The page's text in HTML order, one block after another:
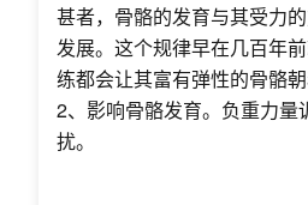
甚者，骨骼的发育与其受力
发展。这个规律早在几百年
练都会让其富有弹性的骨骼
2、影响骨骼发育。负重力量
扰。